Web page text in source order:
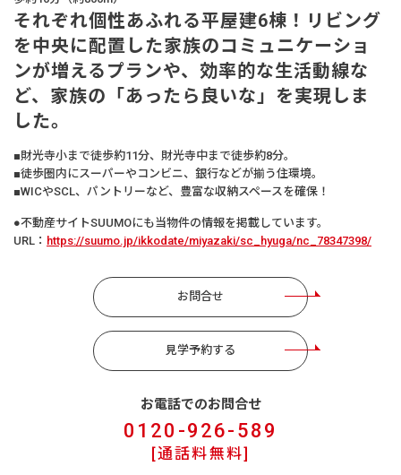
それぞれ個性あふれる平屋建6棟！リビング
を中央に配置した家族のコミュニケーショ
ンが増えるプランや、効率的な生活動線な
ど、家族の「あったら良いな」を実現しま
した。
■財光寺小まで徒歩約11分、財光寺中まで徒歩約8分。
■徒歩圏内にスーパーやコンビニ、銀行などが揃う住環境。
■WICやSCL、パントリーなど、豊富な収納スペースを確保！
●不動産サイトSUUMOにも当物件の情報を掲載しています。
URL： https://suumo.jp/ikkodate/miyazaki/sc_hyuga/nc_78347398/
お問合せ
見学予約する
お電話でのお問合せ
0120-926-589
[通話料無料]